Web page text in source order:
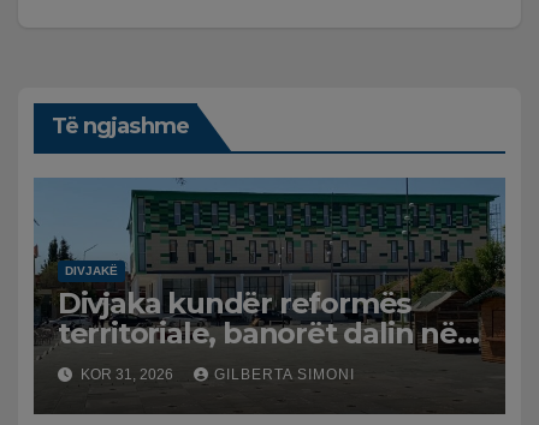
Të ngjashme
DIVJAKË
Divjaka kundër reformës
territoriale, banorët dalin në
protestë.
KOR 31, 2026 GILBERTA SIMONI